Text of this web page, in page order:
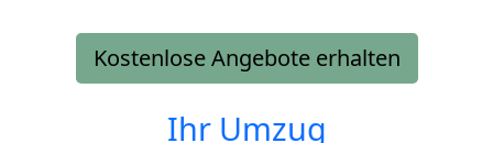
Kostenlose Angebote erhalten
Ihr Umzug